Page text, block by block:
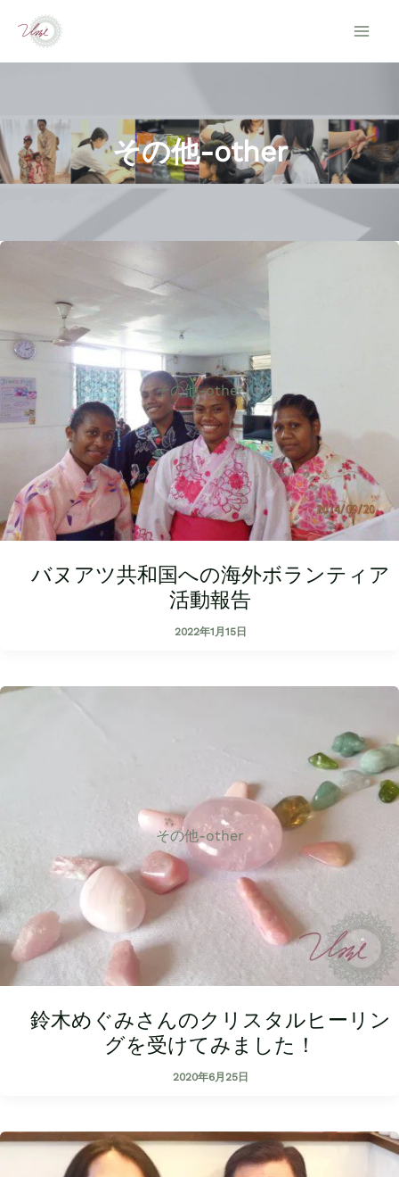
キ
ッ
プ
その他-other
その他-other
バヌアツ共和国への海外ボランティア
活動報告
2022年1月15日
その他-other
鈴木めぐみさんのクリスタルヒーリン
グを受けてみました！
2020年6月25日